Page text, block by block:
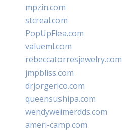
mpzin.com
stcreal.com
PopUpFlea.com
valueml.com
rebeccatorresjewelry.com
jmpbliss.com
drjorgerico.com
queensushipa.com
wendyweimerdds.com
ameri-camp.com